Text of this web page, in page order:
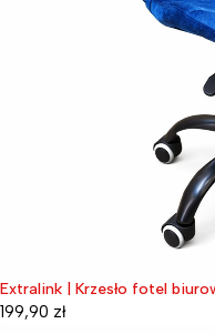
Extralink | Krzesło fotel
199,90 zł